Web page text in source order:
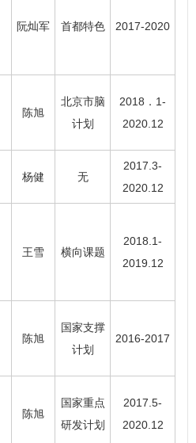
阮灿军 首都特色 2017-2020
陈旭
北京市脑
计划
2018．1-
2020.12
杨健 无
2017.3-
2020.12
王雪 横向课题
2018.1-
2019.12
陈旭
国家支撑
计划
2016-2017
陈旭
国家重点
研发计划
2017.5-
2020.12